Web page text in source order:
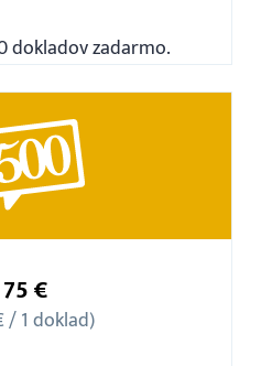
dokladov zadarmo.
Balíček
75 €
/ 1 doklad)